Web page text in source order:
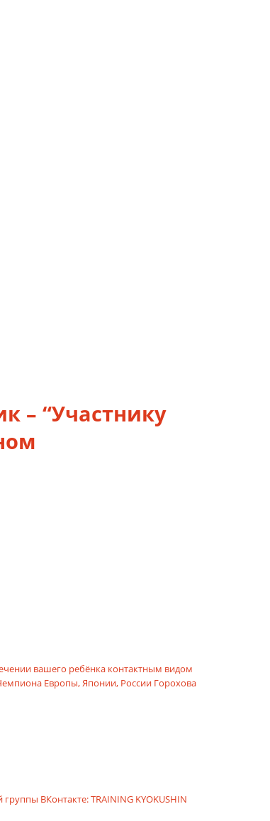
– “Участнику
вашего ребёнка контактным видом
Европы, Японии, России Горохова
группы ВКонтакте:TRAINING KYOKUSHIN